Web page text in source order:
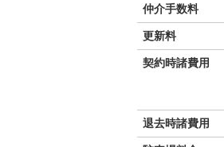
仲介手数料
更新料
契約時諸費用
退去時諸費用